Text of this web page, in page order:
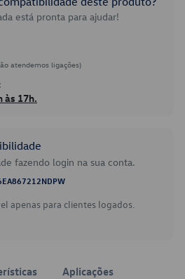
está pronta para ajudar!
atendemos ligações)
às 17h.
fazendo login na sua conta.
apenas para clientes logados.
Aplicações